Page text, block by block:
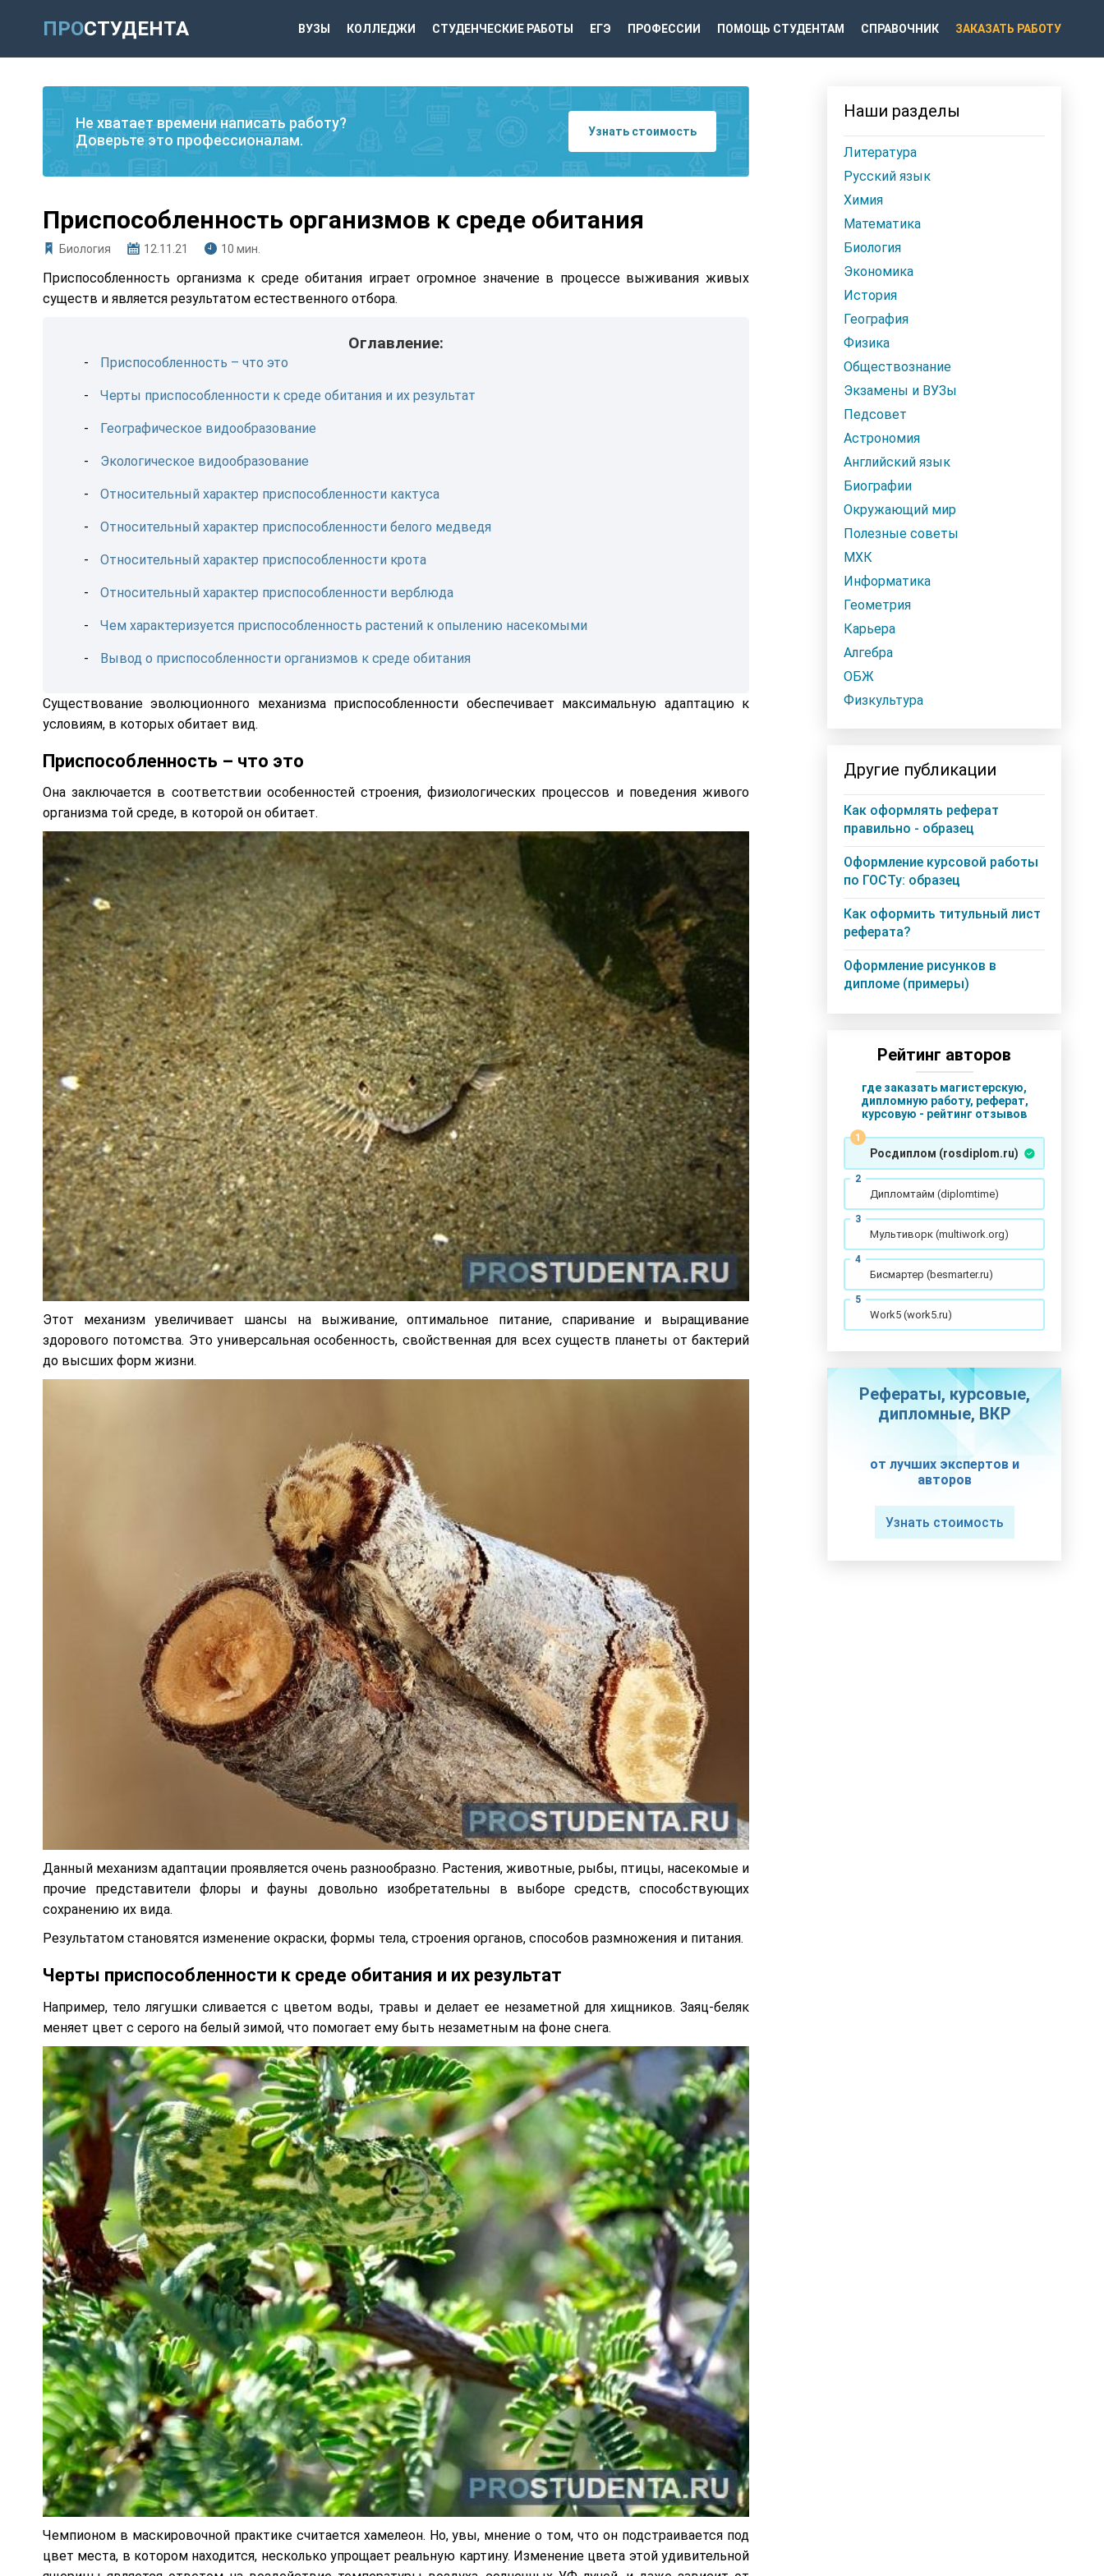
ПРОСТУДЕНТА ВУЗЫ КОЛЛЕДЖИ СТУДЕНЧЕСКИЕ РАБОТЫ ЕГЭ ПРОФЕССИИ ПОМОЩЬ СТУДЕНТАМ СПРАВОЧНИК ЗАКАЗАТЬ РАБОТУ
Не хватает времени написать работу?
Доверьте это профессионалам.
Узнать стоимость
Приспособленность организмов к среде обитания
Биология 12.11.21 10 мин.
Приспособленность организма к среде обитания играет огромное значение в процессе выживания живых
существ и является результатом естественного отбора.
Оглавление:
Приспособленность – что это
Черты приспособленности к среде обитания и их результат
Географическое видообразование
Экологическое видообразование
Относительный характер приспособленности кактуса
Относительный характер приспособленности белого медведя
Относительный характер приспособленности крота
Относительный характер приспособленности верблюда
Чем характеризуется приспособленность растений к опылению насекомыми
Вывод о приспособленности организмов к среде обитания
Существование эволюционного механизма приспособленности обеспечивает максимальную адаптацию к
условиям, в которых обитает вид.
Приспособленность – что это
Она заключается в соответствии особенностей строения, физиологических процессов и поведения живого
организма той среде, в которой он обитает.
Этот механизм увеличивает шансы на выживание, оптимальное питание, спаривание и выращивание
здорового потомства. Это универсальная особенность, свойственная для всех существ планеты от бактерий
до высших форм жизни.
Данный механизм адаптации проявляется очень разнообразно. Растения, животные, рыбы, птицы, насекомые и
прочие представители флоры и фауны довольно изобретательны в выборе средств, способствующих
сохранению их вида.
Результатом становятся изменение окраски, формы тела, строения органов, способов размножения и питания.
Черты приспособленности к среде обитания и их результат
Например, тело лягушки сливается с цветом воды, травы и делает ее незаметной для хищников. Заяц-беляк
меняет цвет с серого на белый зимой, что помогает ему быть незаметным на фоне снега.
Чемпионом в маскировочной практике считается хамелеон. Но, увы, мнение о том, что он подстраивается под
цвет места, в котором находится, несколько упрощает реальную картину. Изменение цвета этой удивительной
Наши разделы
Литература
Русский язык
Химия
Математика
Биология
Экономика
История
География
Физика
Обществознание
Экзамены и ВУЗы
Педсовет
Астрономия
Английский язык
Биографии
Окружающий мир
Полезные советы
МХК
Информатика
Геометрия
Карьера
Алгебра
ОБЖ
Физкультура
Другие публикации
Как оформлять реферат
правильно - образец
Оформление курсовой работы
по ГОСТу: образец
Как оформить титульный лист
реферата?
Оформление рисунков в
дипломе (примеры)
Рейтинг авторов
где заказать магистерскую,
дипломную работу, реферат,
курсовую - рейтинг отзывов
Росдиплом (rosdiplom.ru)
Дипломтайм (diplomtime)
Мультиворк (multiwork.org)
Бисмартер (besmarter.ru)
Work5 (work5.ru)
Рефераты, курсовые,
дипломные, ВКР
от лучших экспертов и
авторов
Узнать стоимость